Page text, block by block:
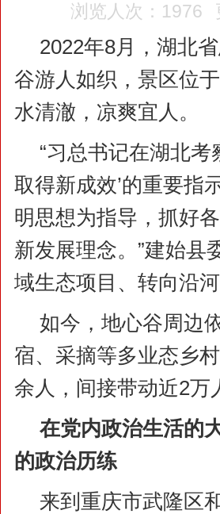
浏览人次：1976
2022年8月，湖北
谷游人如织，景区位
水清澈，凉爽宜人。
“习总书记在湖北
取得新成效’的重要指
明思想为指导，抓好
新发展理念。”建始县
域生态项目、转向沿
如今，地心谷周边
宿、采摘等多业态乡
余人，间接带动近2万
在党内政治生活的
的政治历练
来到重庆市武隆区